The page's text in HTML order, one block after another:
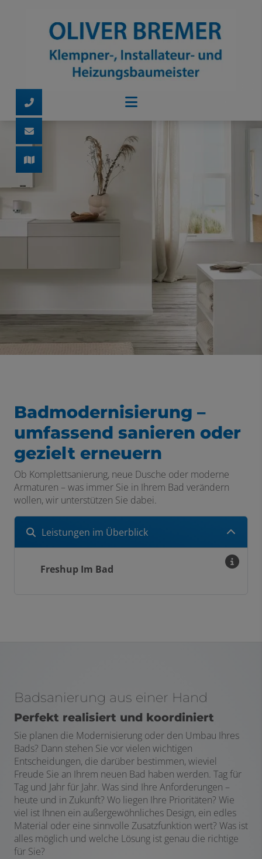
Badmodernisierung –
umfassend sanieren oder
gezielt erneuern
Ob Komplettsanierung, neue Dusche oder moderne
Armaturen – was immer Sie in Ihrem Bad verändern
wollen, wir unterstützen Sie dabei.
Leistungen im Überblick
Freshup Im Bad
Badsanierung aus einer Hand
Perfekt realisiert und koordiniert
Sie planen die Modernisierung oder den Umbau Ihres
Bads? Dann stehen Sie vor vielen wichtigen
Entscheidungen, die darüber bestimmen, wieviel
Freude Sie an Ihrem neuen Bad haben werden. Tag für
Tag und Jahr für Jahr. Was sind Ihre Anforderungen –
heute und in Zukunft? Wo liegen Ihre Prioritäten? Wie
viel ist Ihnen ein außergewöhnliches Design, ein edles
Material oder eine sinnvolle Zusatzfunktion wert? Was ist
alles möglich und welche Lösung ist genau die richtige
für Sie?